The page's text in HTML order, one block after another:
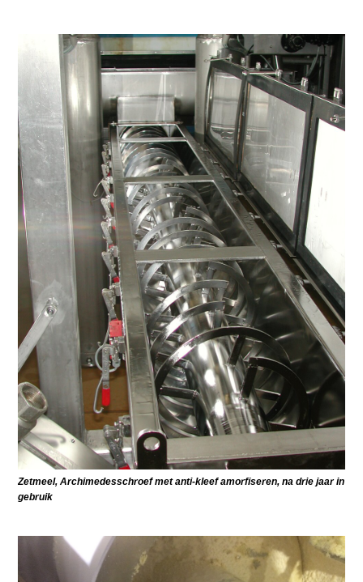
Zetmeel, Archimedesschroef met anti-kleef amorfiseren, na drie jaar in
gebruik